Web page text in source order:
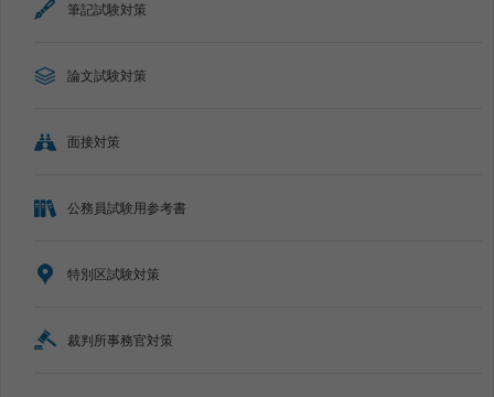
筆記試験対策
論文試験対策
面接対策
公務員試験用参考書
特別区試験対策
裁判所事務官対策